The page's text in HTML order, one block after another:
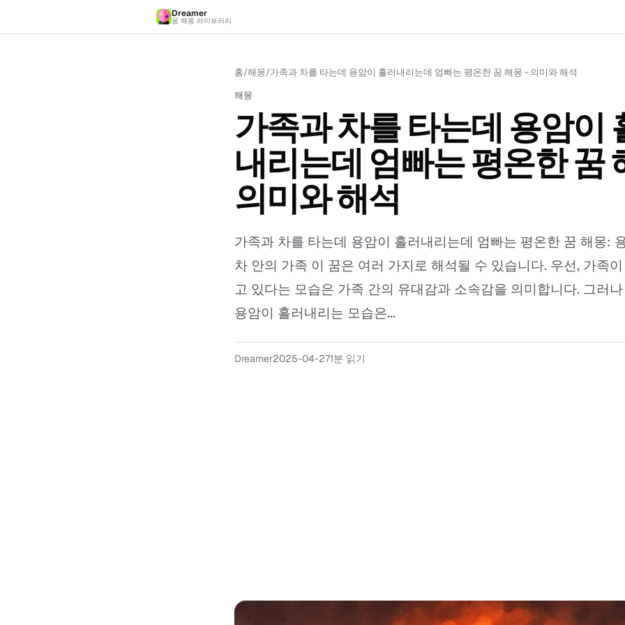
Dreamer
꿈 해몽 라이브러리
홈/해몽/가족과 차를 타는데 용암이 흘러내리는데 엄빠는 평온한 꿈 해몽 - 의미와 해석
해몽
가족과 차를 타는데 용암이
내리는데 엄빠는 평온한 꿈
의미와 해석
가족과 차를 타는데 용암이 흘러내리는데 엄빠는 평온한 꿈 해몽:
차 안의 가족 이 꿈은 여러 가지로 해석될 수 있습니다. 우선, 가족
고 있다는 모습은 가족 간의 유대감과 소속감을 의미합니다. 그러
용암이 흘러내리는 모습은...
Dreamer2025-04-271분 읽기